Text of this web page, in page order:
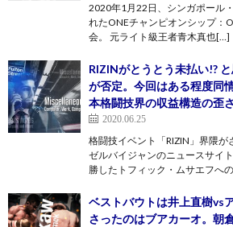
2020年1月22日、シンガポール
れたONEチャンピオンシップ：
会。 元ライト級王者青木真也[…]
RIZINがとうとう未払い!?
が否定。今回はある程度同
本格闘技界の収益構造の歪
2020.06.25
格闘技イベント「RIZIN」界隈が
ゼルバイジャンのニュースサイ
勝したトフィック・ムサエフへ
ベストバウトは井上直樹vs
さったのはブアカーオ。朝